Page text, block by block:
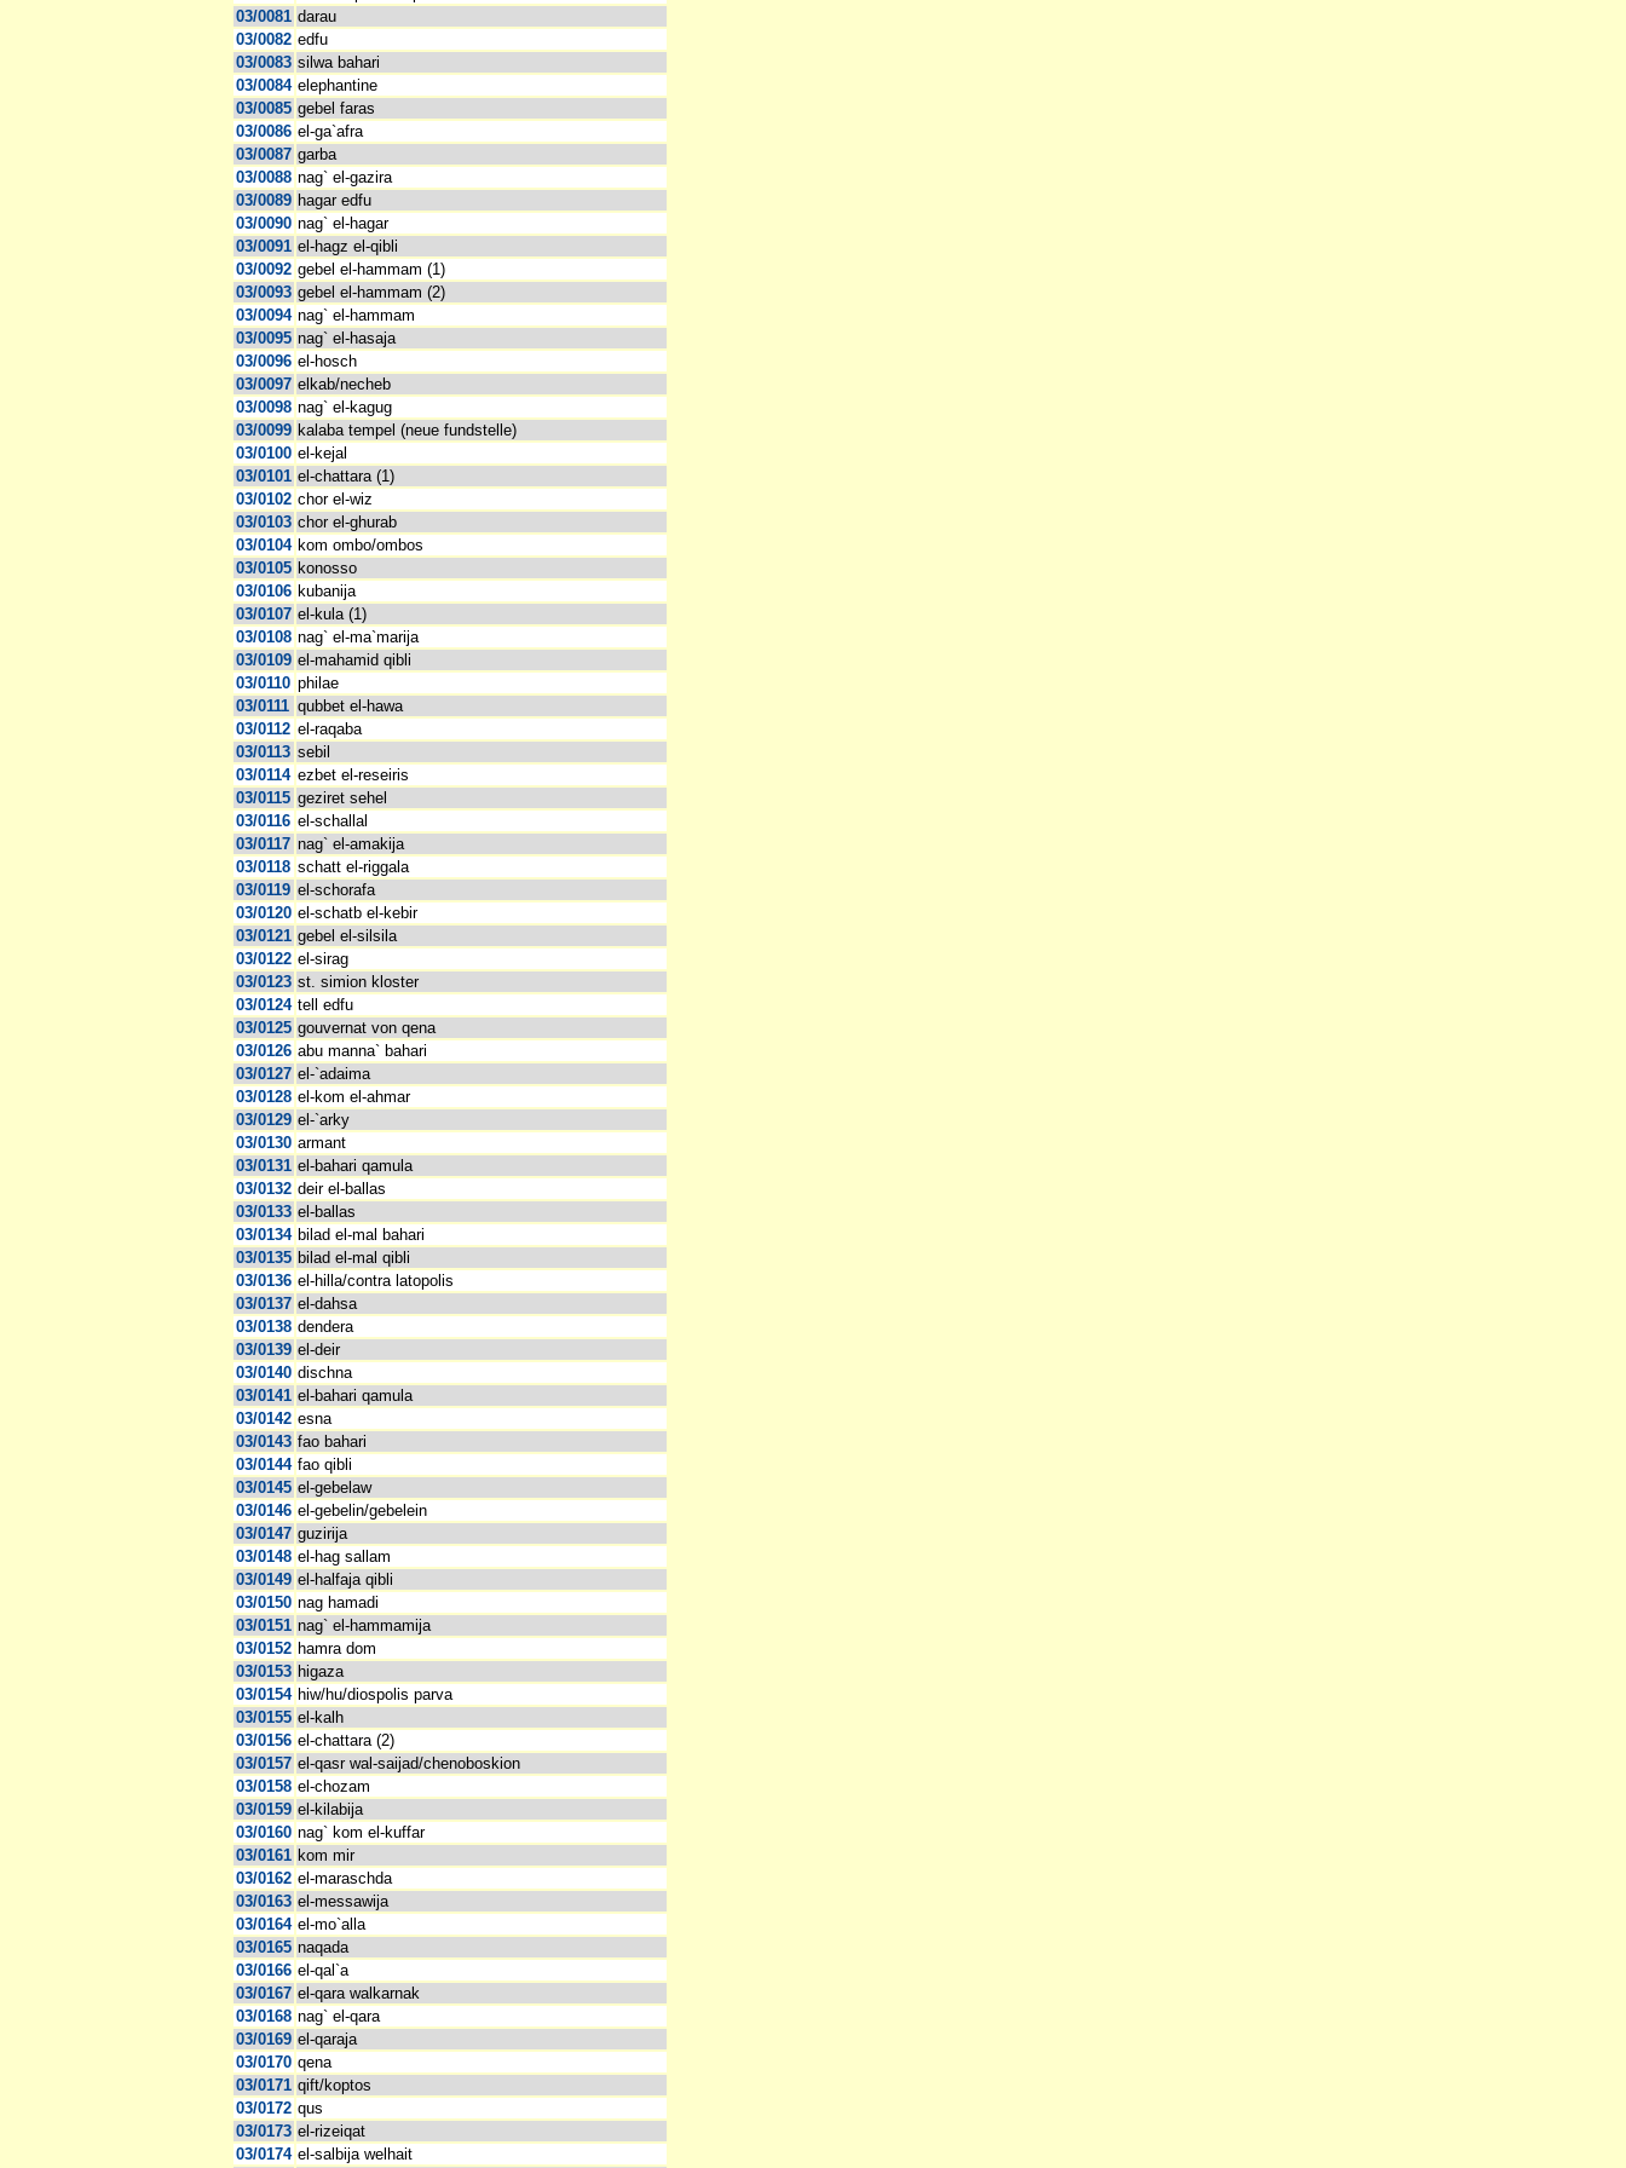
03/0081 darau
03/0082 edfu
03/0083 silwa bahari
03/0084 elephantine
03/0085 gebel faras
03/0086 el-ga`afra
03/0087 garba
03/0088 nag` el-gazira
03/0089 hagar edfu
03/0090 nag` el-hagar
03/0091 el-hagz el-qibli
03/0092 gebel el-hammam (1)
03/0093 gebel el-hammam (2)
03/0094 nag` el-hammam
03/0095 nag` el-hasaja
03/0096 el-hosch
03/0097 elkab/necheb
03/0098 nag` el-kagug
03/0099 kalaba tempel (neue fundstelle)
03/0100 el-kejal
03/0101 el-chattara (1)
03/0102 chor el-wiz
03/0103 chor el-ghurab
03/0104 kom ombo/ombos
03/0105 konosso
03/0106 kubanija
03/0107 el-kula (1)
03/0108 nag` el-ma`marija
03/0109 el-mahamid qibli
03/0110 philae
03/0111 qubbet el-hawa
03/0112 el-raqaba
03/0113 sebil
03/0114 ezbet el-reseiris
03/0115 geziret sehel
03/0116 el-schallal
03/0117 nag` el-amakija
03/0118 schatt el-riggala
03/0119 el-schorafa
03/0120 el-schatb el-kebir
03/0121 gebel el-silsila
03/0122 el-sirag
03/0123 st. simion kloster
03/0124 tell edfu
03/0125 gouvernat von qena
03/0126 abu manna` bahari
03/0127 el-`adaima
03/0128 el-kom el-ahmar
03/0129 el-`arky
03/0130 armant
03/0131 el-bahari qamula
03/0132 deir el-ballas
03/0133 el-ballas
03/0134 bilad el-mal bahari
03/0135 bilad el-mal qibli
03/0136 el-hilla/contra latopolis
03/0137 el-dahsa
03/0138 dendera
03/0139 el-deir
03/0140 dischna
03/0141 el-bahari qamula
03/0142 esna
03/0143 fao bahari
03/0144 fao qibli
03/0145 el-gebelaw
03/0146 el-gebelin/gebelein
03/0147 guzirija
03/0148 el-hag sallam
03/0149 el-halfaja qibli
03/0150 nag hamadi
03/0151 nag` el-hammamija
03/0152 hamra dom
03/0153 higaza
03/0154 hiw/hu/diospolis parva
03/0155 el-kalh
03/0156 el-chattara (2)
03/0157 el-qasr wal-saijad/chenoboskion
03/0158 el-chozam
03/0159 el-kilabija
03/0160 nag` kom el-kuffar
03/0161 kom mir
03/0162 el-maraschda
03/0163 el-messawija
03/0164 el-mo`alla
03/0165 naqada
03/0166 el-qal`a
03/0167 el-qara walkarnak
03/0168 nag` el-qara
03/0169 el-qaraja
03/0170 qena
03/0171 qift/koptos
03/0172 qus
03/0173 el-rizeiqat
03/0174 el-salbija welhait